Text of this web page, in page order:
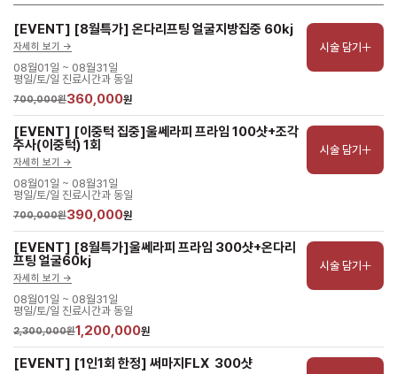
[EVENT] [8월특가] 온다리프팅 얼굴지방집중 60kj
자세히 보기 ->
08월01일 ~ 08월31일
평일/토/일 진료시간과 동일
700,000원360,000원
시술 담기
[EVENT] [이중턱 집중]울쎄라피 프라임 100샷+조각
주사(이중턱) 1회
자세히 보기 ->
08월01일 ~ 08월31일
평일/토/일 진료시간과 동일
700,000원390,000원
시술 담기
[EVENT] [8월특가]울쎄라피 프라임 300샷+온다리
프팅 얼굴60kj
자세히 보기 ->
08월01일 ~ 08월31일
평일/토/일 진료시간과 동일
2,300,000원1,200,000원
시술 담기
[EVENT] [1인1회 한정] 써마지FLX  300샷